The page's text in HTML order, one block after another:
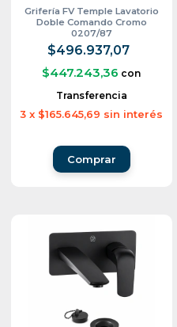
Grifería FV Temple Lavatorio
Doble Comando Cromo
0207/87
$496.937,07
$447.243,36 con
Transferencia
3 x $165.645,69 sin interés